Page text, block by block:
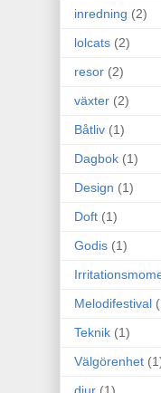
inredning (2)
lolcats (2)
resor (2)
växter (2)
Båtliv (1)
Dagbok (1)
Design (1)
Doft (1)
Godis (1)
Melodifestival
Teknik (1)
Välgörenhet